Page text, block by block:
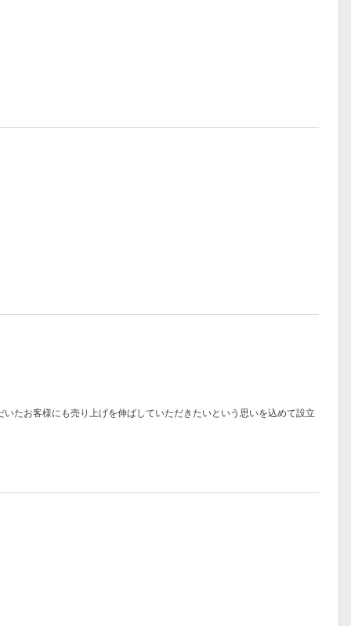
たお客様にも売り上げを伸ばしていただきたいという思いを込めて設立